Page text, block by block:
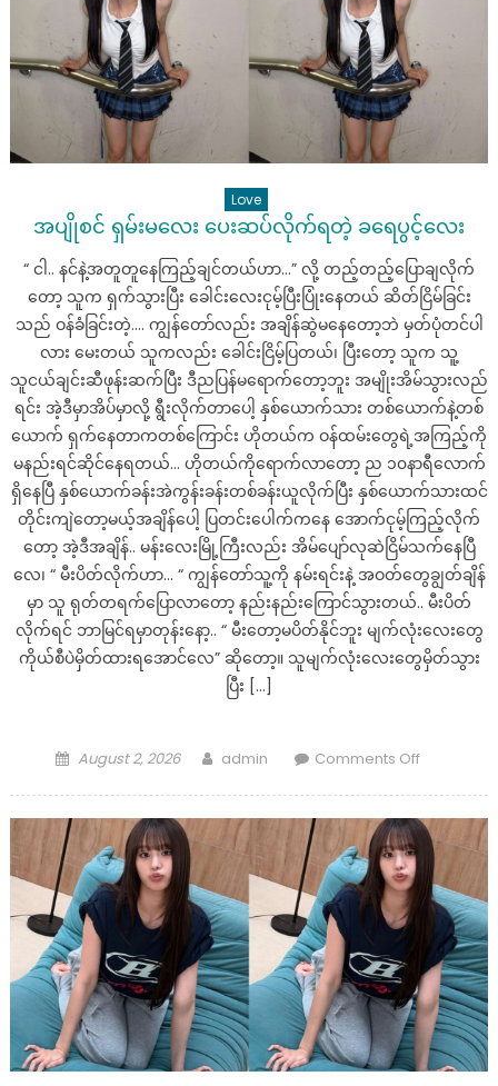
အပျိုကြီး
မမ
Love
အပျိုစင် ရှမ်းမလေး ပေးဆပ်လိုက်ရတဲ့ ခရေပွင့်‌လေး
“ ငါ.. နင်နဲ့အတူတူနေကြည့်ချင်တယ်ဟာ…” လို့ တည့်တည့်ပြောချလိုက်
တော့ သူက ရှက်သွားပြီး ခေါင်းလေးငုမ့်ပြီးပြုံးနေတယ် ဆိတ်ငြိမ်ခြင်း
သည် ဝန်ခံခြင်းတဲ့…. ကျွန်တော်လည်း အချိန်ဆွဲမနေတော့ဘဲ မှတ်ပုံတင်ပါ
လား မေးတယ် သူကလည်း ခေါင်းငြိမ့်ပြတယ်၊ ပြီးတော့ သူက သူ့
သူငယ်ချင်းဆီဖုန်းဆက်ပြီး ဒီညပြန်မရောက်တော့ဘူး အမျိုးအိမ်သွားလည်
ရင်း အဲ့ဒီမှာအိပ်မှာလို့ ရွီးလိုက်တာပေါ့ နှစ်ယောက်သား တစ်ယောက်နဲ့တစ်
ယောက် ရှက်နေတာကတစ်ကြောင်း ဟိုတယ်က ဝန်ထမ်းတွေရဲ့အကြည့်ကို
မနည်းရင်ဆိုင်နေရတယ်… ဟိုတယ်ကိုရောက်လာတော့ ည ၁၀နာရီလောက်
ရှိနေပြီ နှစ်ယောက်ခန်းအဲကွန်းခန်းတစ်ခန်းယူလိုက်ပြီး နှစ်ယောက်သားထင်
တိုင်းကျဲတော့မယ့်အချိန်ပေါ့ ပြတင်းပေါက်ကနေ အောက်ငုမ့်ကြည့်လိုက်
တော့ အဲ့ဒီအချိန်.. မန်းလေးမြို့ကြီးလည်း အိမ်ပျော်လုဆဲငြိမ်သက်နေပြီ
လေ၊ “ မီးပိတ်လိုက်ဟာ… “ ကျွန်တော်သူ့ကို နမ်းရင်းနဲ့ အဝတ်တွေချွတ်ချိန်
မှာ သူ ရုတ်တရက်ပြောလာတော့ နည်းနည်းကြောင်သွားတယ်.. မီးပိတ်
လိုက်ရင် ဘာမြင်ရမှာတုန်းနော့.. “ မီးတော့မပိတ်နိုင်ဘူး မျက်လုံးလေးတွေ
ကိုယ်စီပဲမှိတ်ထားရအောင်လေ” ဆိုတော့။ သူမျက်လုံးလေးတွေမှိတ်သွား
ပြီး […]
Posted
August 2, 2026 Author
admin Comments Offon
မ
လေး
ပေးဆပ်
လိုက်
တဲ့
ခရေပွင့်‌လေး